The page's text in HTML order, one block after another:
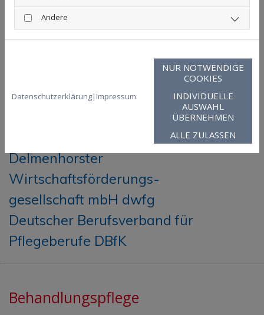
Berufsfachschule Altenpflege,
Delmenhorst
Weiterbildung in der Kranken-
und Altenpflege)
Delmenhorster
Wirtschaftsförderungs-
gesellschaft mbH dwfg
Deutscher Berufsverband für
Pflegeberufe DBfK
Behandlungspflege
Andere
Datenschutzerklärung| Impressum
NUR NOTWENDIGE
COOKIES
INDIVIDUELLE
AUSWAHL
ÜBERNEHMEN
ALLE ZULASSEN